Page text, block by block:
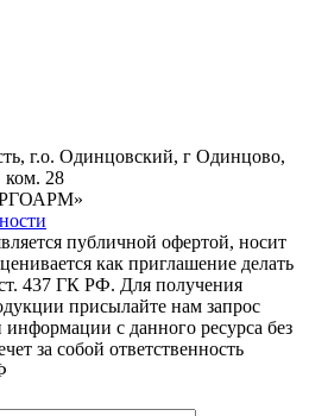
г.о. Одинцовский, г Одинцово,
ком. 28
публичной офертой, носит
как приглашение делать
437 ГК РФ. Для получения
присылайте нам запрос
с данного ресурса без
за собой ответственность